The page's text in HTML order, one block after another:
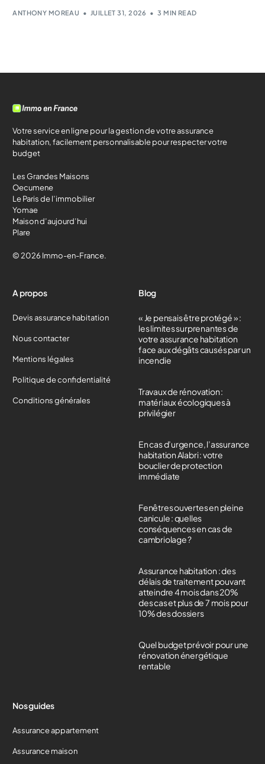
ANTHONY MOREAU JUILLET 31, 2026 3 MIN READ
Votre service en ligne pour la gestion de votre assurance
habitation, facilement personnalisable pour respecter votre
budget
Les Grandes Maisons
Oecumene
Le Paris de l’immobilier
Yomae
Maison d’aujourd’hui
Plare
© 2026 Immo-en-France.
A propos
Devis assurance habitation
Nous contacter
Mentions légales
Politique de confidentialité
Conditions générales
Blog
« Je pensais être protégé » :
les limites surprenantes de
votre assurance habitation
face aux dégâts causés par un
incendie
Travaux de rénovation :
matériaux écologiques à
privilégier
En cas d’urgence, l’assurance
habitation Alabri : votre
bouclier de protection
immédiate
Fenêtres ouvertes en pleine
canicule : quelles
conséquences en cas de
cambriolage ?
Assurance habitation : des
délais de traitement pouvant
atteindre 4 mois dans 20%
des cas et plus de 7 mois pour
10% des dossiers
Quel budget prévoir pour une
rénovation énergétique
rentable
Nos guides
Assurance appartement
Assurance maison